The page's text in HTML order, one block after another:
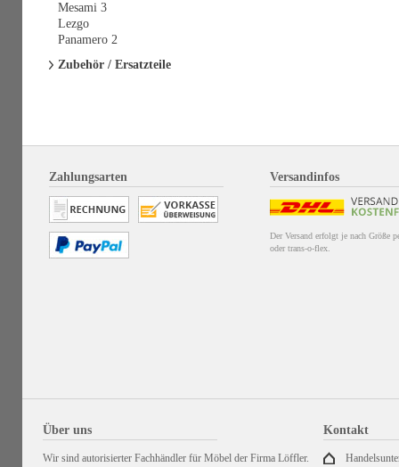
Mesami 3
Lezgo
Panamero 2
Zubehör / Ersatzteile
Zahlungsarten Versandinfos
Der Versand erfolgt je nach Größe
oder trans-o-flex.
Über uns
Wir sind autorisierter Fachhändler für Möbel der Firma Löffler.
Kontakt